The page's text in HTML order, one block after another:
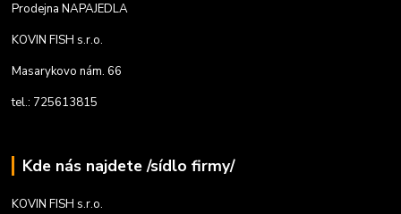
Prodejna NAPAJEDLA
KOVIN FISH s.r.o.
Masarykovo nám. 66
tel.: 725613815
Kde nás najdete /sídlo firmy/
KOVIN FISH s.r.o.